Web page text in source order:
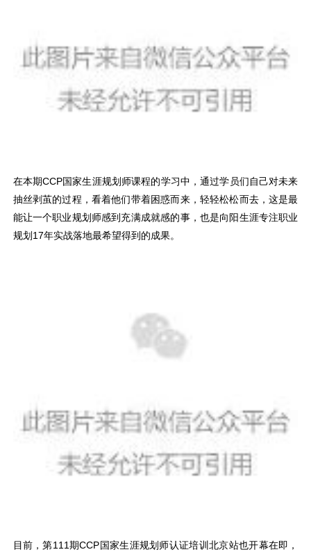
在本期CCP国家生涯规划师课程的学习中，通过学员们自己对未来
抽丝剥茧的过程，看着他们带着困惑而来，轻轻松松而去，这是最
能让一个职业规划师感到充满成就感的事，也是向阳生涯专注职业
规划17年实战落地最希望得到的成果。
目前，第111期CCP国家生涯规划师认证培训北京站也开幕在即，